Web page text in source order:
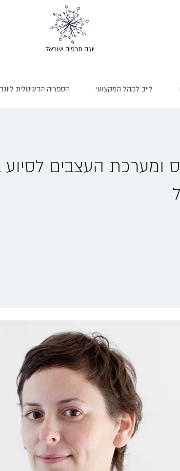
יוגה תרפיה ישראל
לייב לקהל המקצועי הספריה הדיגיטלית
ומערכת העצבים לסיוע